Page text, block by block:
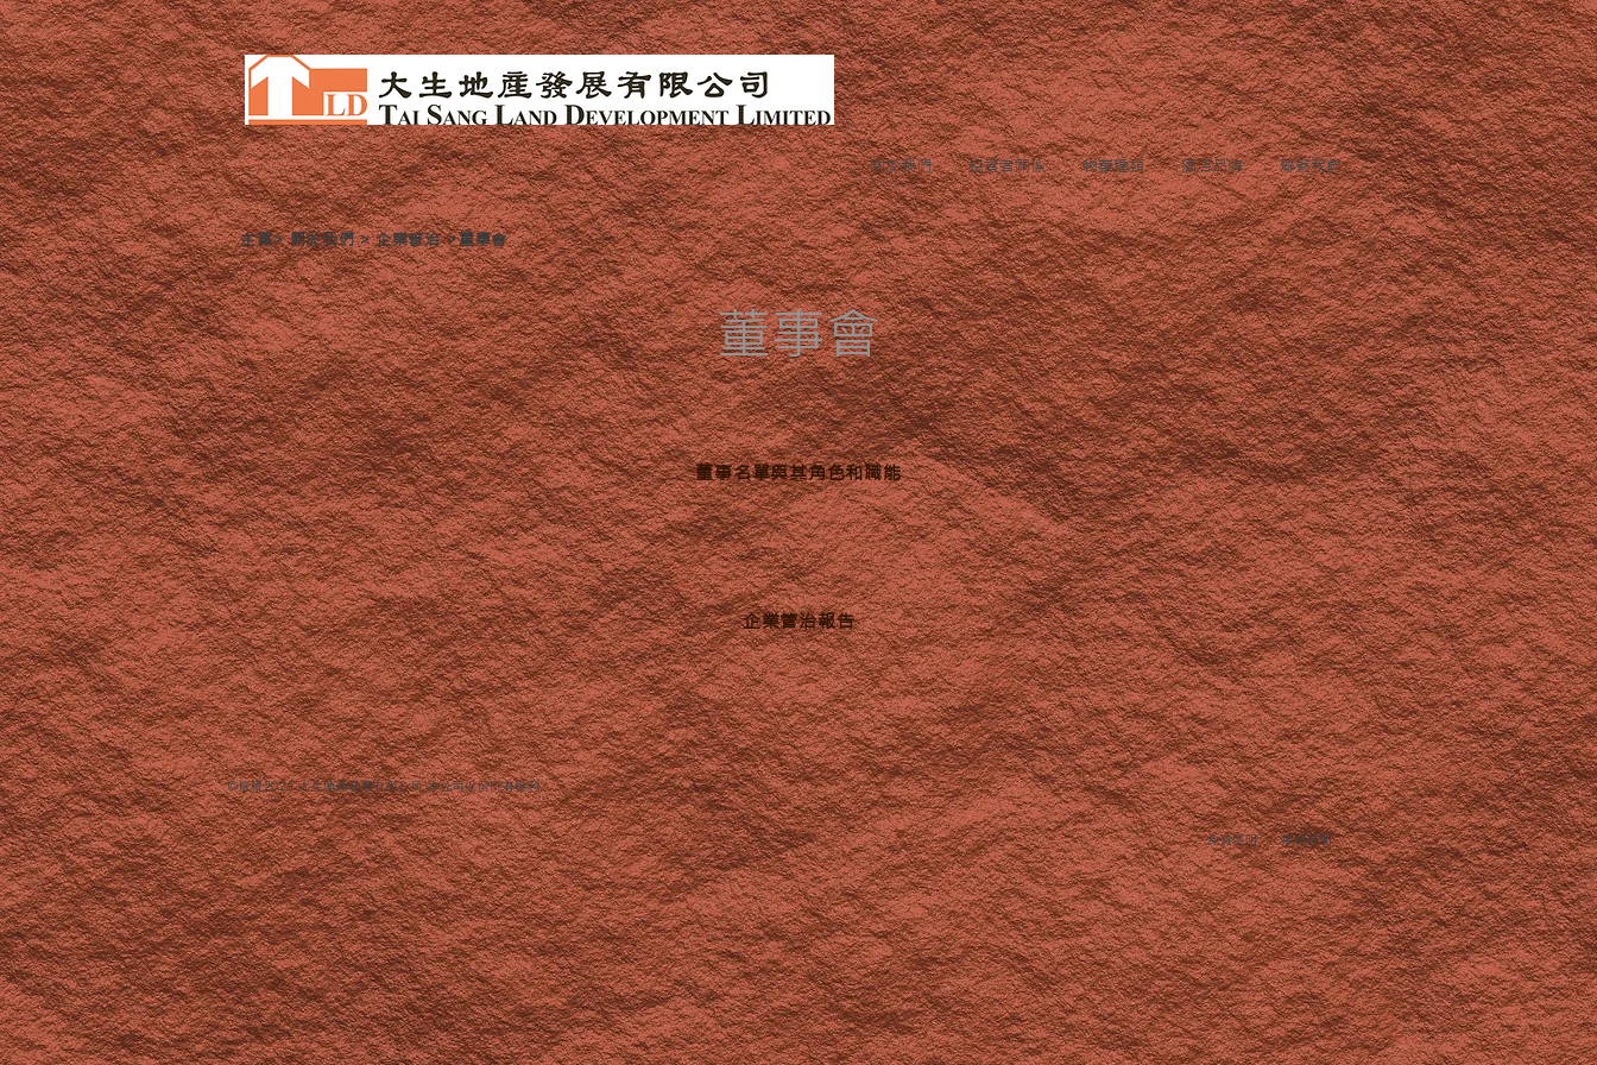
關於我們 投資者關係 物業種類 酒店品牌 聯繫我們
主頁>關於我們>企業管治>董事會
董事會
董事名單與其角色和職能
企業管治報告
©版權2025 大生地產發展有限公司 本公司保留所有權利
免責聲明︳版權聲明